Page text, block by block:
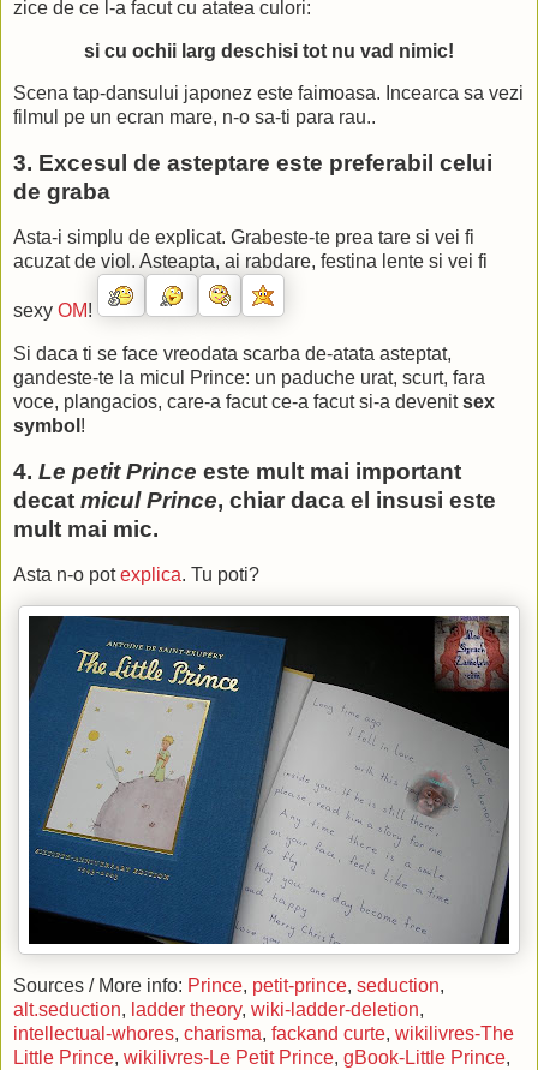
No! (Yeah, yeah)
Put your love down there when u wanna get shot
Put your love down there when u wanna get shot
Put your love down there...
No!
L-L-L-L-Lovesexy
Yea, Oh, Alphabet Street
Yea, Oh, Alphabet Street
A B C D E F H I love U
zice de ce l-a facut cu atatea culori:
si cu ochii larg deschisi tot nu vad nimic!
Scena tap-dansului japonez este faimoasa. Incearca sa vezi
filmul pe un ecran mare, n-o sa-ti para rau..
3. Excesul de asteptare este preferabil celui
de graba
Asta-i simplu de explicat. Grabeste-te prea tare si vei fi
acuzat de viol. Asteapta, ai rabdare, festina lente si vei fi
sexy OM!
Si daca ti se face vreodata scarba de-atata asteptat,
gandeste-te la micul Prince: un paduche urat, scurt, fara
voce, plangacios, care-a facut ce-a facut si-a devenitsex
symbol !
4. Le petit Prince este mult mai important
decat micul Prince, chiar daca el insusi este
mult mai mic.
Asta n-o potexplica. Tu poti?
Sources / More info: Prince, petit-prince, seduction,
alt.seduction, ladder theory, wiki-ladder-deletion,
intellectual-whores, charisma, fackand curte, wikilivres-The
Little Prince, wikilivres-Le Petit Prince, gBook-Little Prince,